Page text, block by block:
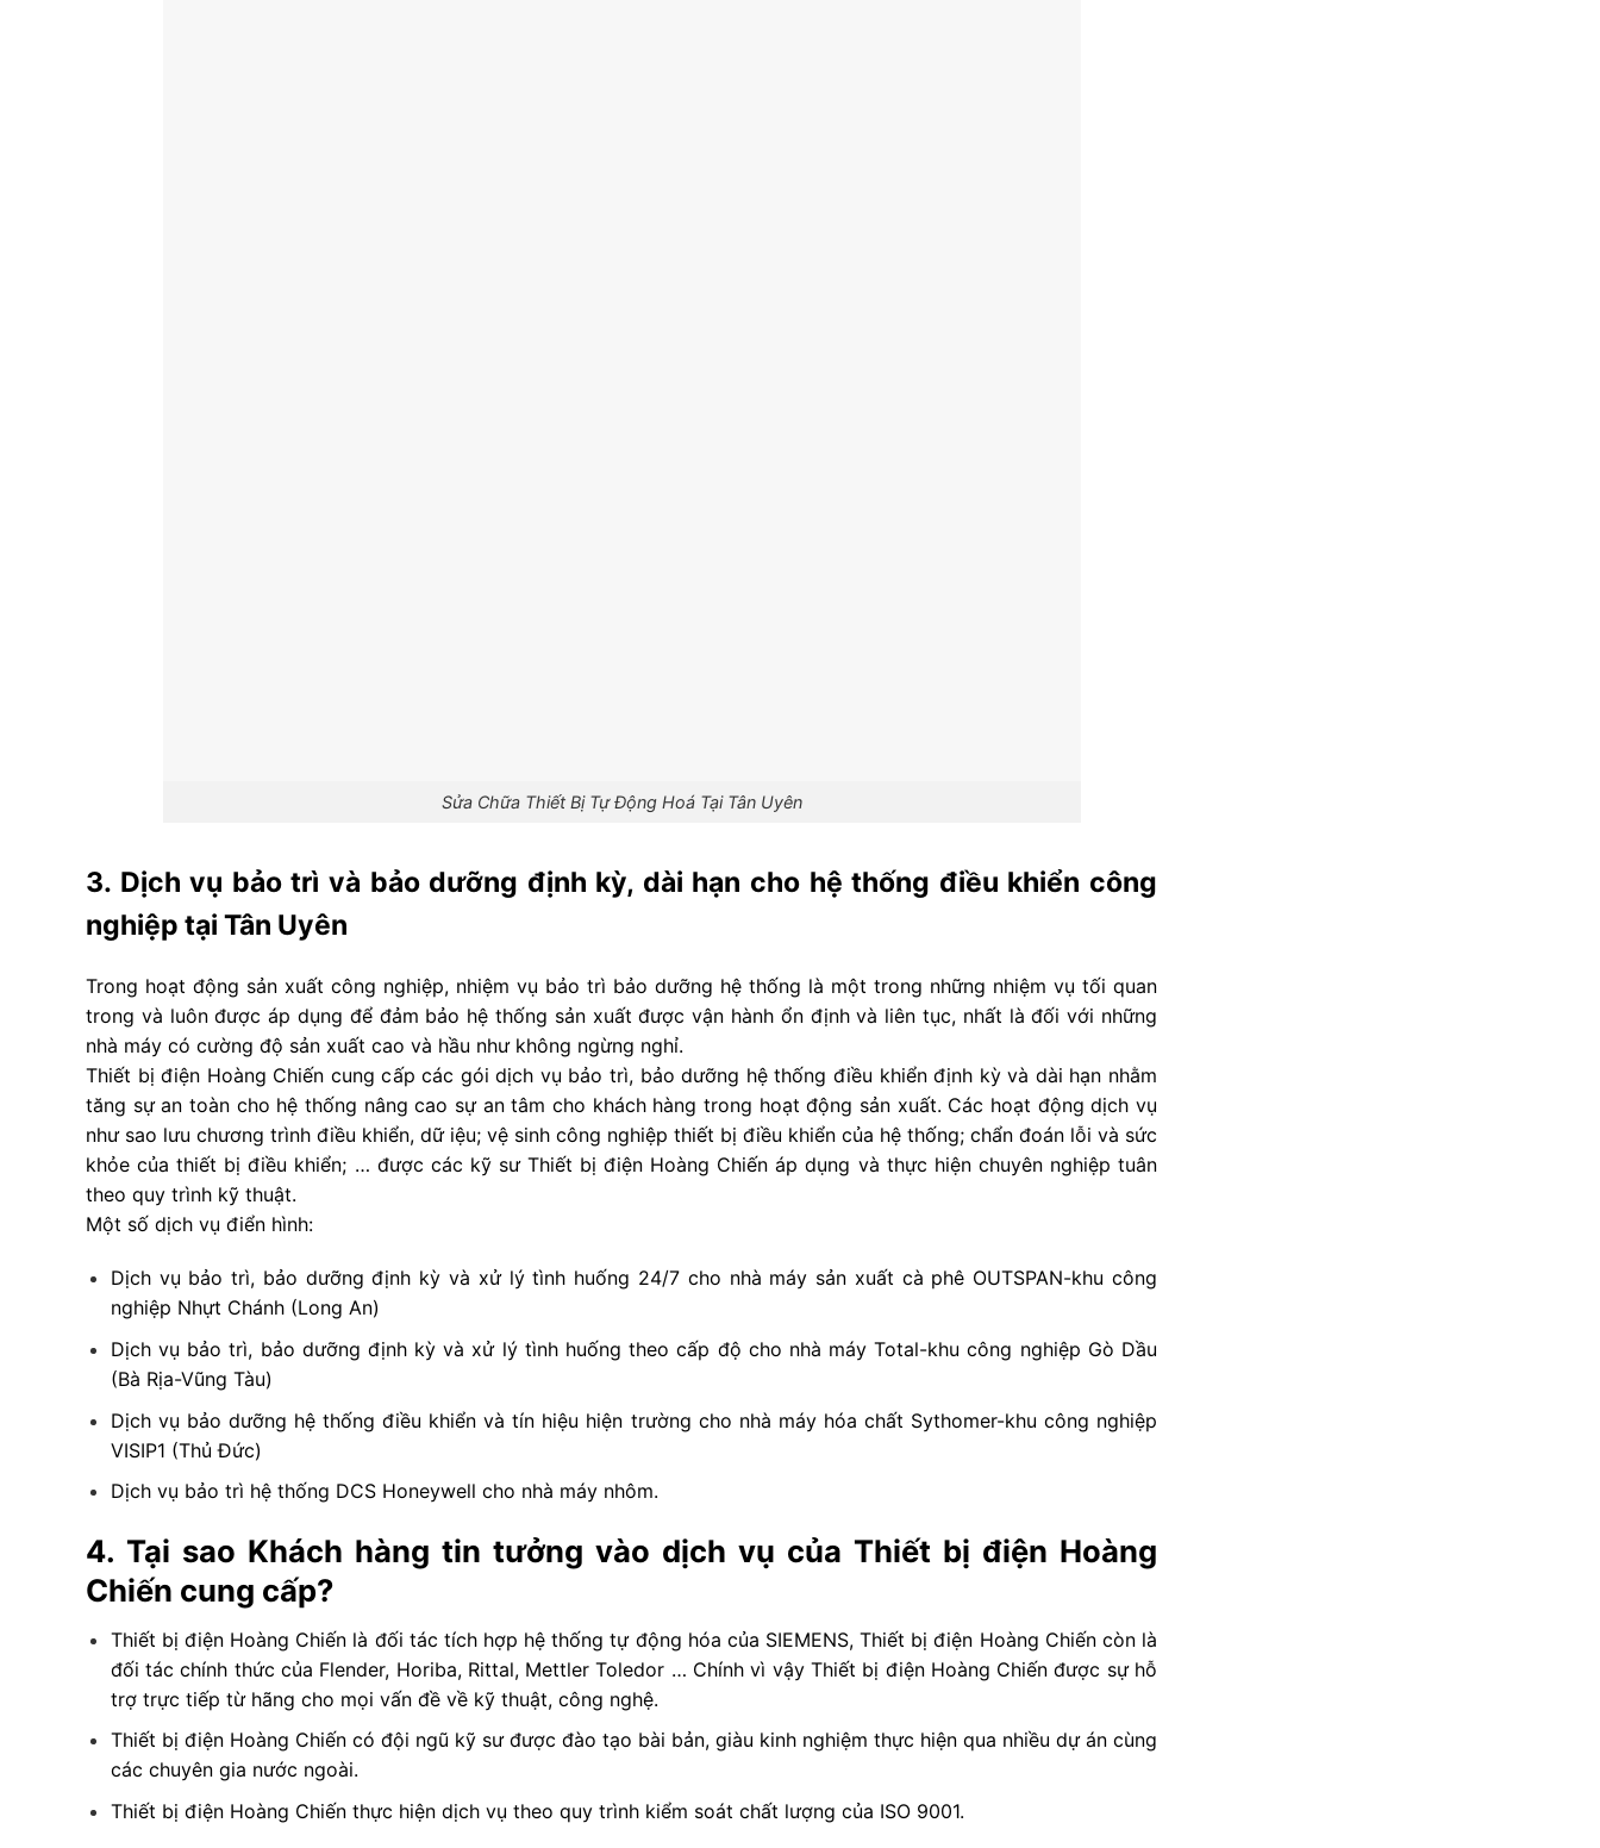
Sửa Chữa Thiết Bị Tự Động Hoá Tại Tân Uyên
3. Dịch vụ bảo trì và bảo dưỡng định kỳ, dài hạn cho hệ thống điều khiển công
nghiệp tại Tân Uyên
Trong hoạt động sản xuất công nghiệp, nhiệm vụ bảo trì bảo dưỡng hệ thống là một trong những nhiệm vụ tối quan
trong và luôn được áp dụng để đảm bảo hệ thống sản xuất được vận hành ổn định và liên tục, nhất là đối với những
nhà máy có cường độ sản xuất cao và hầu như không ngừng nghỉ.
Thiết bị điện Hoàng Chiến cung cấp các gói dịch vụ bảo trì, bảo dưỡng hệ thống điều khiển định kỳ và dài hạn nhằm
tăng sự an toàn cho hệ thống nâng cao sự an tâm cho khách hàng trong hoạt động sản xuất. Các hoạt động dịch vụ
như sao lưu chương trình điều khiển, dữ iệu; vệ sinh công nghiệp thiết bị điều khiển của hệ thống; chẩn đoán lỗi và sức
khỏe của thiết bị điều khiển; … được các kỹ sư Thiết bị điện Hoàng Chiến áp dụng và thực hiện chuyên nghiệp tuân
theo quy trình kỹ thuật.
Một số dịch vụ điển hình:
Dịch vụ bảo trì, bảo dưỡng định kỳ và xử lý tình huống 24/7 cho nhà máy sản xuất cà phê OUTSPAN-khu công
nghiệp Nhựt Chánh (Long An)
Dịch vụ bảo trì, bảo dưỡng định kỳ và xử lý tình huống theo cấp độ cho nhà máy Total-khu công nghiệp Gò Dầu
(Bà Rịa-Vũng Tàu)
Dịch vụ bảo dưỡng hệ thống điều khiển và tín hiệu hiện trường cho nhà máy hóa chất Sythomer-khu công nghiệp
VISIP1 (Thủ Đức)
Dịch vụ bảo trì hệ thống DCS Honeywell cho nhà máy nhôm.
4. Tại sao Khách hàng tin tưởng vào dịch vụ của Thiết bị điện Hoàng
Chiến cung cấp?
Thiết bị điện Hoàng Chiến là đối tác tích hợp hệ thống tự động hóa của SIEMENS, Thiết bị điện Hoàng Chiến còn là
đối tác chính thức của Flender, Horiba, Rittal, Mettler Toledor … Chính vì vậy Thiết bị điện Hoàng Chiến được sự hỗ
trợ trực tiếp từ hãng cho mọi vấn đề về kỹ thuật, công nghệ.
Thiết bị điện Hoàng Chiến có đội ngũ kỹ sư được đào tạo bài bản, giàu kinh nghiệm thực hiện qua nhiều dự án cùng
các chuyên gia nước ngoài.
Thiết bị điện Hoàng Chiến thực hiện dịch vụ theo quy trình kiểm soát chất lượng của ISO 9001.